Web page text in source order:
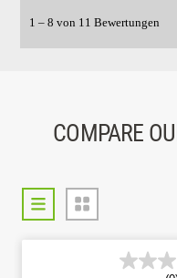
COMPARE